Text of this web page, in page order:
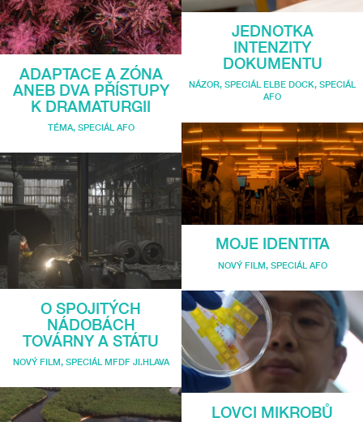
ADAPTACE A ZÓNA
ANEB DVA PŘÍSTUPY
K DRAMATURGII
TÉMA, SPECIÁL AFO
O SPOJITÝCH
NÁDOBÁCH
TOVÁRNY A STÁTU
NOVÝ FILM SPECIÁL MFDF JI.HLAVA
JEDNOTKA
INTENZITY
DOKUMENTU
NÁZOR, SPECIÁL ELBE DOCK, SPECIÁL
AFO
MOJE IDENTITA
NOVÝ FILM SPECIÁL AFO
LOVCI MIKROBŮ